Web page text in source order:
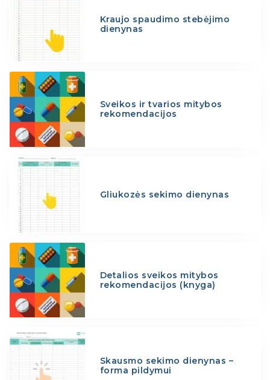
Kraujo spaudimo stebėjimo
dienynas
Sveikos ir tvarios mitybos
rekomendacijos
Gliukozės sekimo dienynas
Detalios sveikos mitybos
rekomendacijos (knyga)
Skausmo sekimo dienynas –
forma pildymui